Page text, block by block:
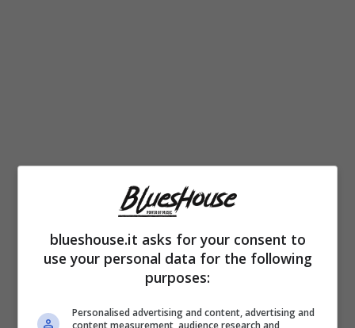
Tra l’uscita di nuovi album, collaborazioni, la
all’Eurovision, la sua notorietà cresce
sempre di più. A febbraio 2023 esce il suo
ultimo album e il 15 dicembre esce anche il
blueshouse.it asks for your consent to
use your personal data for the following
purposes:
Personalised advertising and content, advertising and
content measurement, audience research and